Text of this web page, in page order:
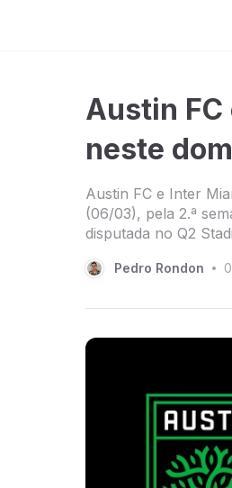
Austin FC
neste
Austin FC e Inter
(06/03), pela 2.ª
disputada no Q2
Pedro Rondon •